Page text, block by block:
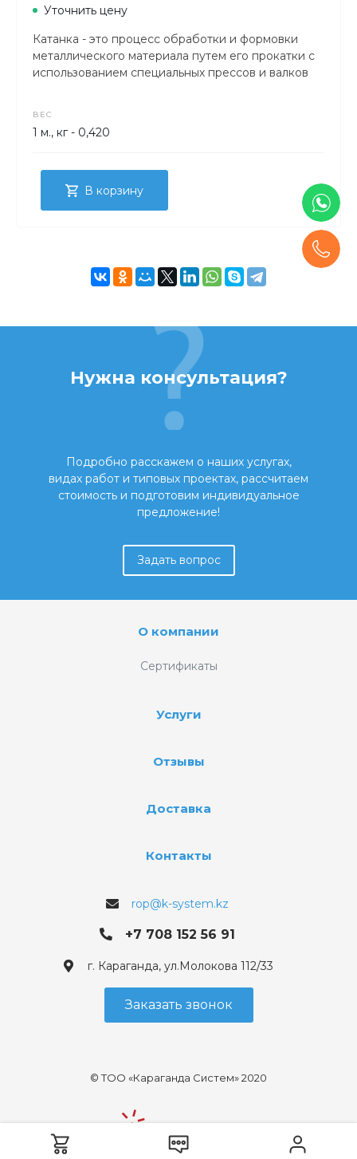
Уточнить цену
Катанка - это процесс обработки и формовки
металлического материала путем его прокатки с
использованием специальных прессов и валков
ВЕС
1 м., кг - 0,420
В корзину
Нужна консультация?
Подробно расскажем о наших услугах,
видах работ и типовых проектах, рассчитаем
стоимость и подготовим индивидуальное
предложение!
Задать вопрос
О компании
Сертификаты
Услуги
Отзывы
Доставка
Контакты
rop@k-system.kz
+7 708 152 56 91
г. Караганда, ул.Молокова 112/33
Заказать звонок
© ТОО «Караганда Систем» 2020